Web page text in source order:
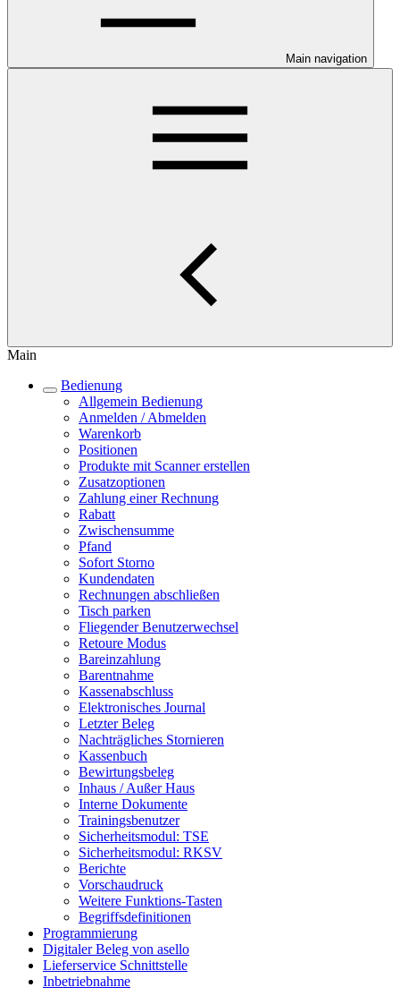
Main navigation
Main
Bedienung
Allgemein Bedienung
Anmelden / Abmelden
Warenkorb
Positionen
Produkte mit Scanner erstellen
Zusatzoptionen
Zahlung einer Rechnung
Rabatt
Zwischensumme
Pfand
Sofort Storno
Kundendaten
Rechnungen abschließen
Tisch parken
Fliegender Benutzerwechsel
Retoure Modus
Bareinzahlung
Barentnahme
Kassenabschluss
Elektronisches Journal
Letzter Beleg
Nachträgliches Stornieren
Kassenbuch
Bewirtungsbeleg
Inhaus / Außer Haus
Interne Dokumente
Trainingsbenutzer
Sicherheitsmodul: TSE
Sicherheitsmodul: RKSV
Berichte
Vorschaudruck
Weitere Funktions-Tasten
Begriffsdefinitionen
Programmierung
Digitaler Beleg von asello
Lieferservice Schnittstelle
Inbetriebnahme